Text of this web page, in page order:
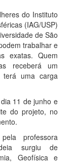
do Instituto
(IAG/USP)
de São
trabalhar e
exatas. Quem
receberá um
uma carga
11 de junho e
do projeto, no
professora
surgiu de
Geofísica e